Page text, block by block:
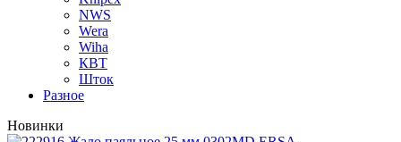
NWS
Wera
Wiha
КВТ
Шток
Разное
Новинки